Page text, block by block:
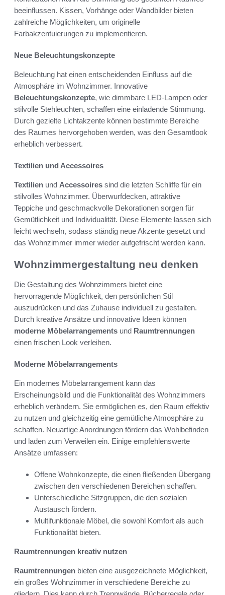
beeinflussen. Kissen, Vorhänge oder Wandbilder bieten
zahlreiche Möglichkeiten, um originelle
Farbakzentuierungen zu implementieren.
Neue Beleuchtungskonzepte
Beleuchtung hat einen entscheidenden Einfluss auf die
Atmosphäre im Wohnzimmer. Innovative
Beleuchtungskonzepte, wie dimmbare LED-Lampen oder
stilvolle Stehleuchten, schaffen eine einladende Stimmung.
Durch gezielte Lichtakzente können bestimmte Bereiche
des Raumes hervorgehoben werden, was den Gesamtlook
erheblich verbessert.
Textilien und Accessoires
Textilien und Accessoires sind die letzten Schliffe für ein
stilvolles Wohnzimmer. Überwurfdecken, attraktive
Teppiche und geschmackvolle Dekorationen sorgen für
Gemütlichkeit und Individualität. Diese Elemente lassen sich
leicht wechseln, sodass ständig neue Akzente gesetzt und
das Wohnzimmer immer wieder aufgefrischt werden kann.
Wohnzimmergestaltung neu denken
Die Gestaltung des Wohnzimmers bietet eine
hervorragende Möglichkeit, den persönlichen Stil
auszudrücken und das Zuhause individuell zu gestalten.
Durch kreative Ansätze und innovative Ideen können
moderne Möbelarrangements und Raumtrennungen
einen frischen Look verleihen.
Moderne Möbelarrangements
Ein modernes Möbelarrangement kann das
Erscheinungsbild und die Funktionalität des Wohnzimmers
erheblich verändern. Sie ermöglichen es, den Raum effektiv
zu nutzen und gleichzeitig eine gemütliche Atmosphäre zu
schaffen. Neuartige Anordnungen fördern das Wohlbefinden
und laden zum Verweilen ein. Einige empfehlenswerte
Ansätze umfassen:
Offene Wohnkonzepte, die einen fließenden Übergang
zwischen den verschiedenen Bereichen schaffen.
Unterschiedliche Sitzgruppen, die den sozialen
Austausch fördern.
Multifunktionale Möbel, die sowohl Komfort als auch
Funktionalität bieten.
Raumtrennungen kreativ nutzen
Raumtrennungen bieten eine ausgezeichnete Möglichkeit,
ein großes Wohnzimmer in verschiedene Bereiche zu